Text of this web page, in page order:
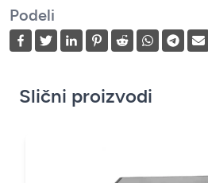
Podeli
Slični proizvodi